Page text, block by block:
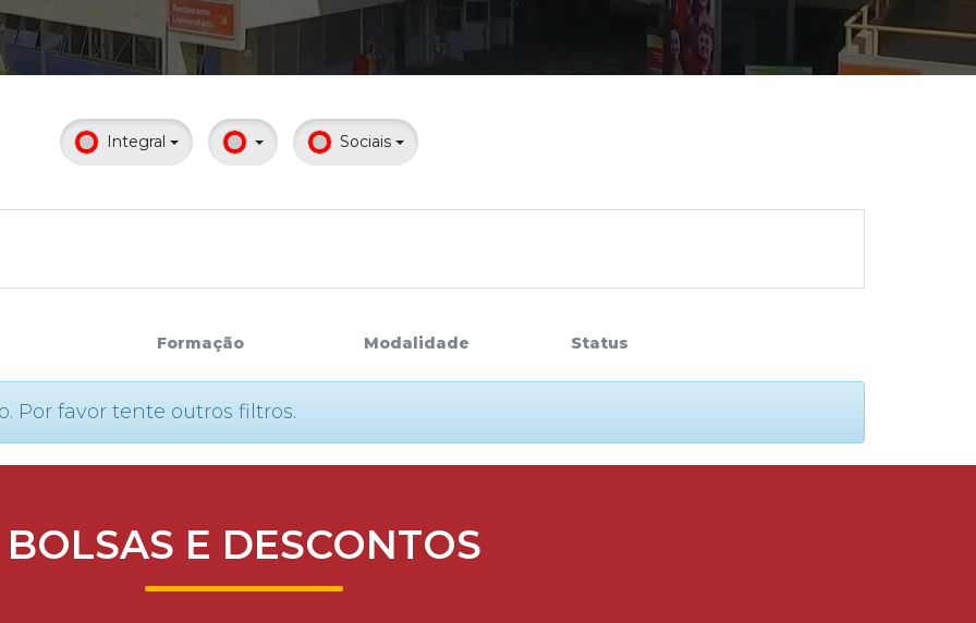
Calendário acadêmico
Internacionalização
Integral Sociais
Formação Modalidade Status
Por favor tente outros filtros.
BOLSAS E DESCONTOS